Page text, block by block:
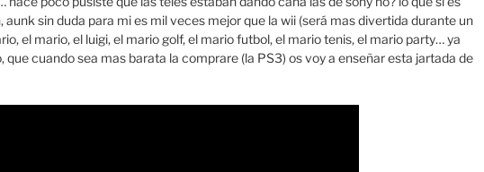
sin duda para mi es mil veces mejor que la wii (será mas divertida durante un
el mario, el luigi, el mario golf, el mario futbol, el mario tenis, el mario party… ya
que cuando sea mas barata la comprare (la PS3) os voy a enseñar esta jartada de